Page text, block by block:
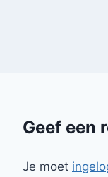
Geef een
Je moet